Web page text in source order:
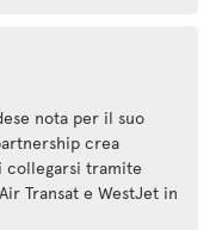
nota per il suo
crea
collegarsi tramite
Transat e WestJet in